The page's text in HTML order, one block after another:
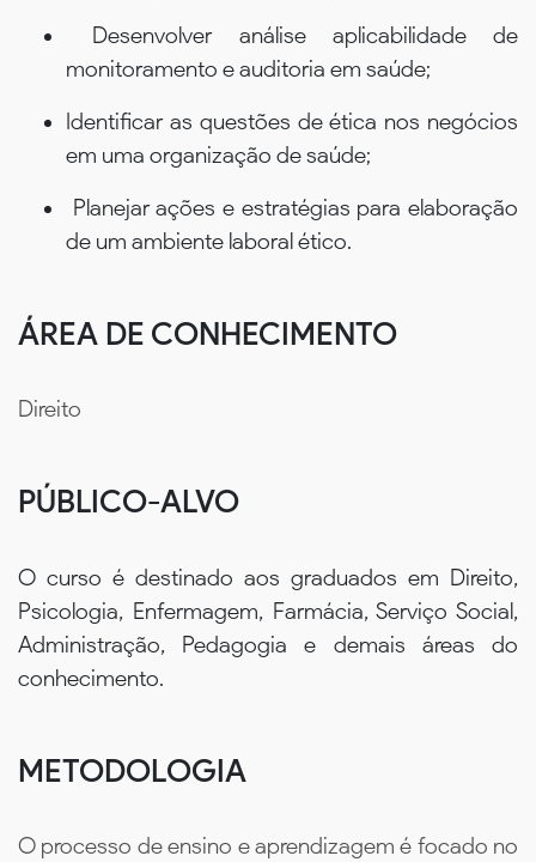
Desenvolver análise aplicabilidade de
monitoramento e auditoria em saúde;
Identificar as questões de ética nos negócios
em uma organização de saúde;
Planejar ações e estratégias para elaboração
de um ambiente laboral ético.
ÁREA DE CONHECIMENTO
Direito
PÚBLICO-ALVO
O curso é destinado aos graduados em Direito,
Psicologia, Enfermagem, Farmácia, Serviço Social,
Administração, Pedagogia e demais áreas do
conhecimento.
METODOLOGIA
O processo de ensino e aprendizagem é focado no